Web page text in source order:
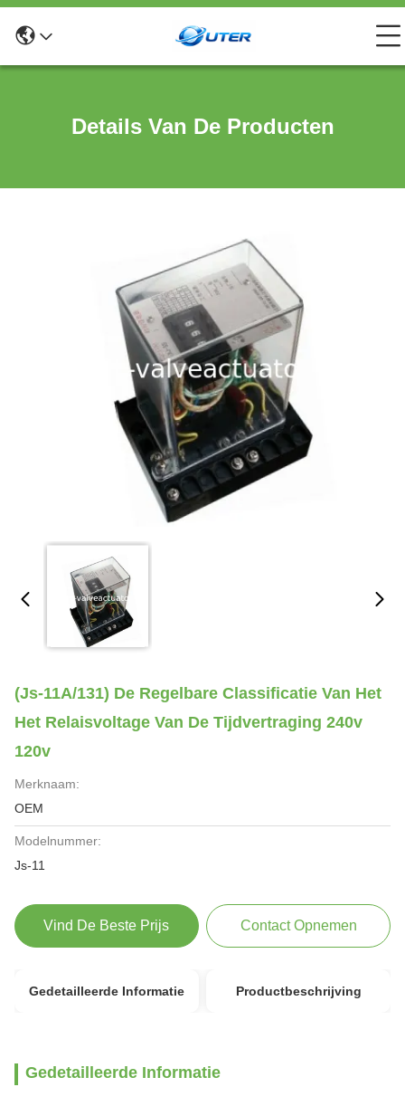
Details Van De Producten
(Js-11A/131) De Regelbare Classificatie Van Het
Het Relaisvoltage Van De Tijdvertraging 240v
120v
Merknaam:
OEM
Modelnummer:
Js-11
Vind De Beste Prijs Contact Opnemen
Gedetailleerde Informatie Productbeschrijving
Gedetailleerde Informatie